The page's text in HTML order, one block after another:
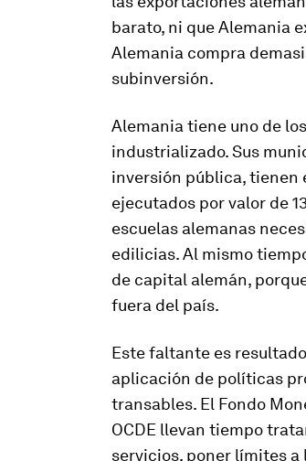
barato, ni que Alemania
Alemania compra
subinversión.
Alemania tiene uno de
industrializado. Sus
inversión pública, tienen
ejecutados por valor de
escuelas alemanas
edilicias. Al mismo
de capital alemán,
fuera del país.
Este faltante es
aplicación de políticas
transables. El Fondo
OCDE llevan tiempo
servicios, poner límites